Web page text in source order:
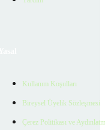
Kullanım Koşulları
Bireysel Üyelik Sözleşmesi
Çerez Politikası ve